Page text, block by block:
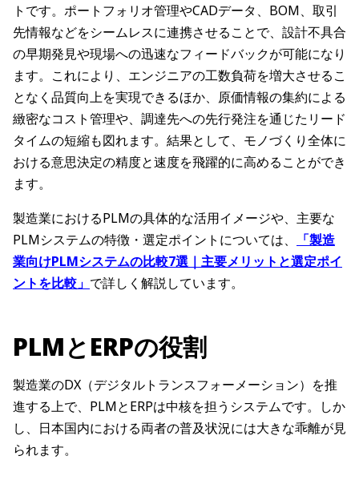
トです。ポートフォリオ管理やCADデータ、BOM、取引
先情報などをシームレスに連携させることで、設計不具合
の早期発見や現場への迅速なフィードバックが可能になり
ます。これにより、エンジニアの工数負荷を増大させるこ
となく品質向上を実現できるほか、原価情報の集約による
緻密なコスト管理や、調達先への先行発注を通じたリード
タイムの短縮も図れます。結果として、モノづくり全体に
おける意思決定の精度と速度を飛躍的に高めることができ
ます。
製造業におけるPLMの具体的な活用イメージや、主要な
PLMシステムの特徴・選定ポイントについては、
「製造
業向けPLMシステムの比較7選｜主要メリットと選定ポイ
ントを比較」 で詳しく解説しています。
PLMとERPの役割
製造業のDX（デジタルトランスフォーメーション）を推
進する上で、PLMとERPは中核を担うシステムです。しか
し、日本国内における両者の普及状況には大きな乖離が見
られます。